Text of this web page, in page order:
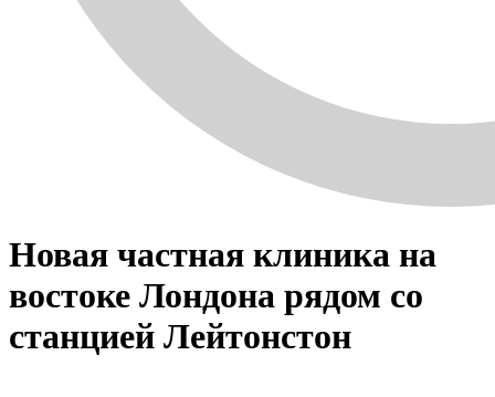
Новая частная клиника на
востоке Лондона рядом со
станцией Лейтонстон